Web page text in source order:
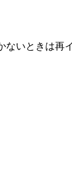
ないときは再